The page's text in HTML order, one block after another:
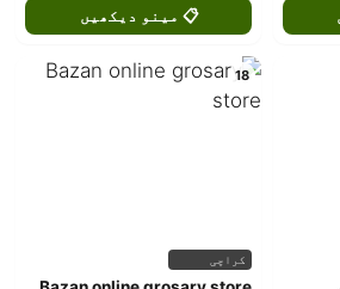
📋 مینو دیکھیں
18
کراچی